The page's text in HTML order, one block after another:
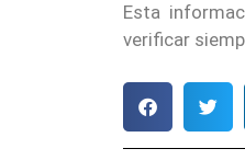
Esta
verificar